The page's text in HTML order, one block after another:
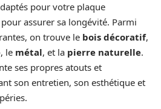
pour votre plaque
assurer sa longévité. Parmi
on trouve le bois décoratif,
, le métal, et la pierre naturelle.
ses propres atouts et
son entretien, son esthétique et